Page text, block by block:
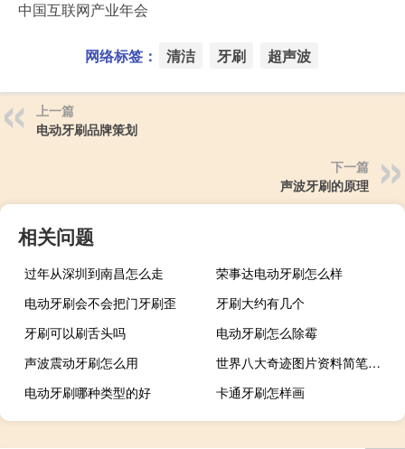
中国互联网产业年会
网络标签： 清洁 牙刷 超声波
上一篇
电动牙刷品牌策划
下一篇
声波牙刷的原理
相关问题
过年从深圳到南昌怎么走
荣事达电动牙刷怎么样
电动牙刷会不会把门牙刷歪
牙刷大约有几个
牙刷可以刷舌头吗
电动牙刷怎么除霉
声波震动牙刷怎么用
世界八大奇迹图片资料简笔画（世界八大奇迹图片）
电动牙刷哪种类型的好
卡通牙刷怎样画